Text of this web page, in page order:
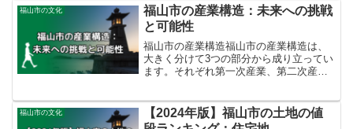
ボラ」についてもいくつか紹介します。
福山市の文化
福山市の産業構造：未来への挑戦
と可能性
福山市の産業構造福山市の産業構造は、
大きく分けて3つの部分から成り立ってい
ます。それぞれ第一次産業、第二次産
直接利用する産業を指します。福山市の
産業の中で、第一次産業は...
福山市の文化
【2024年版】福山市の土地の値